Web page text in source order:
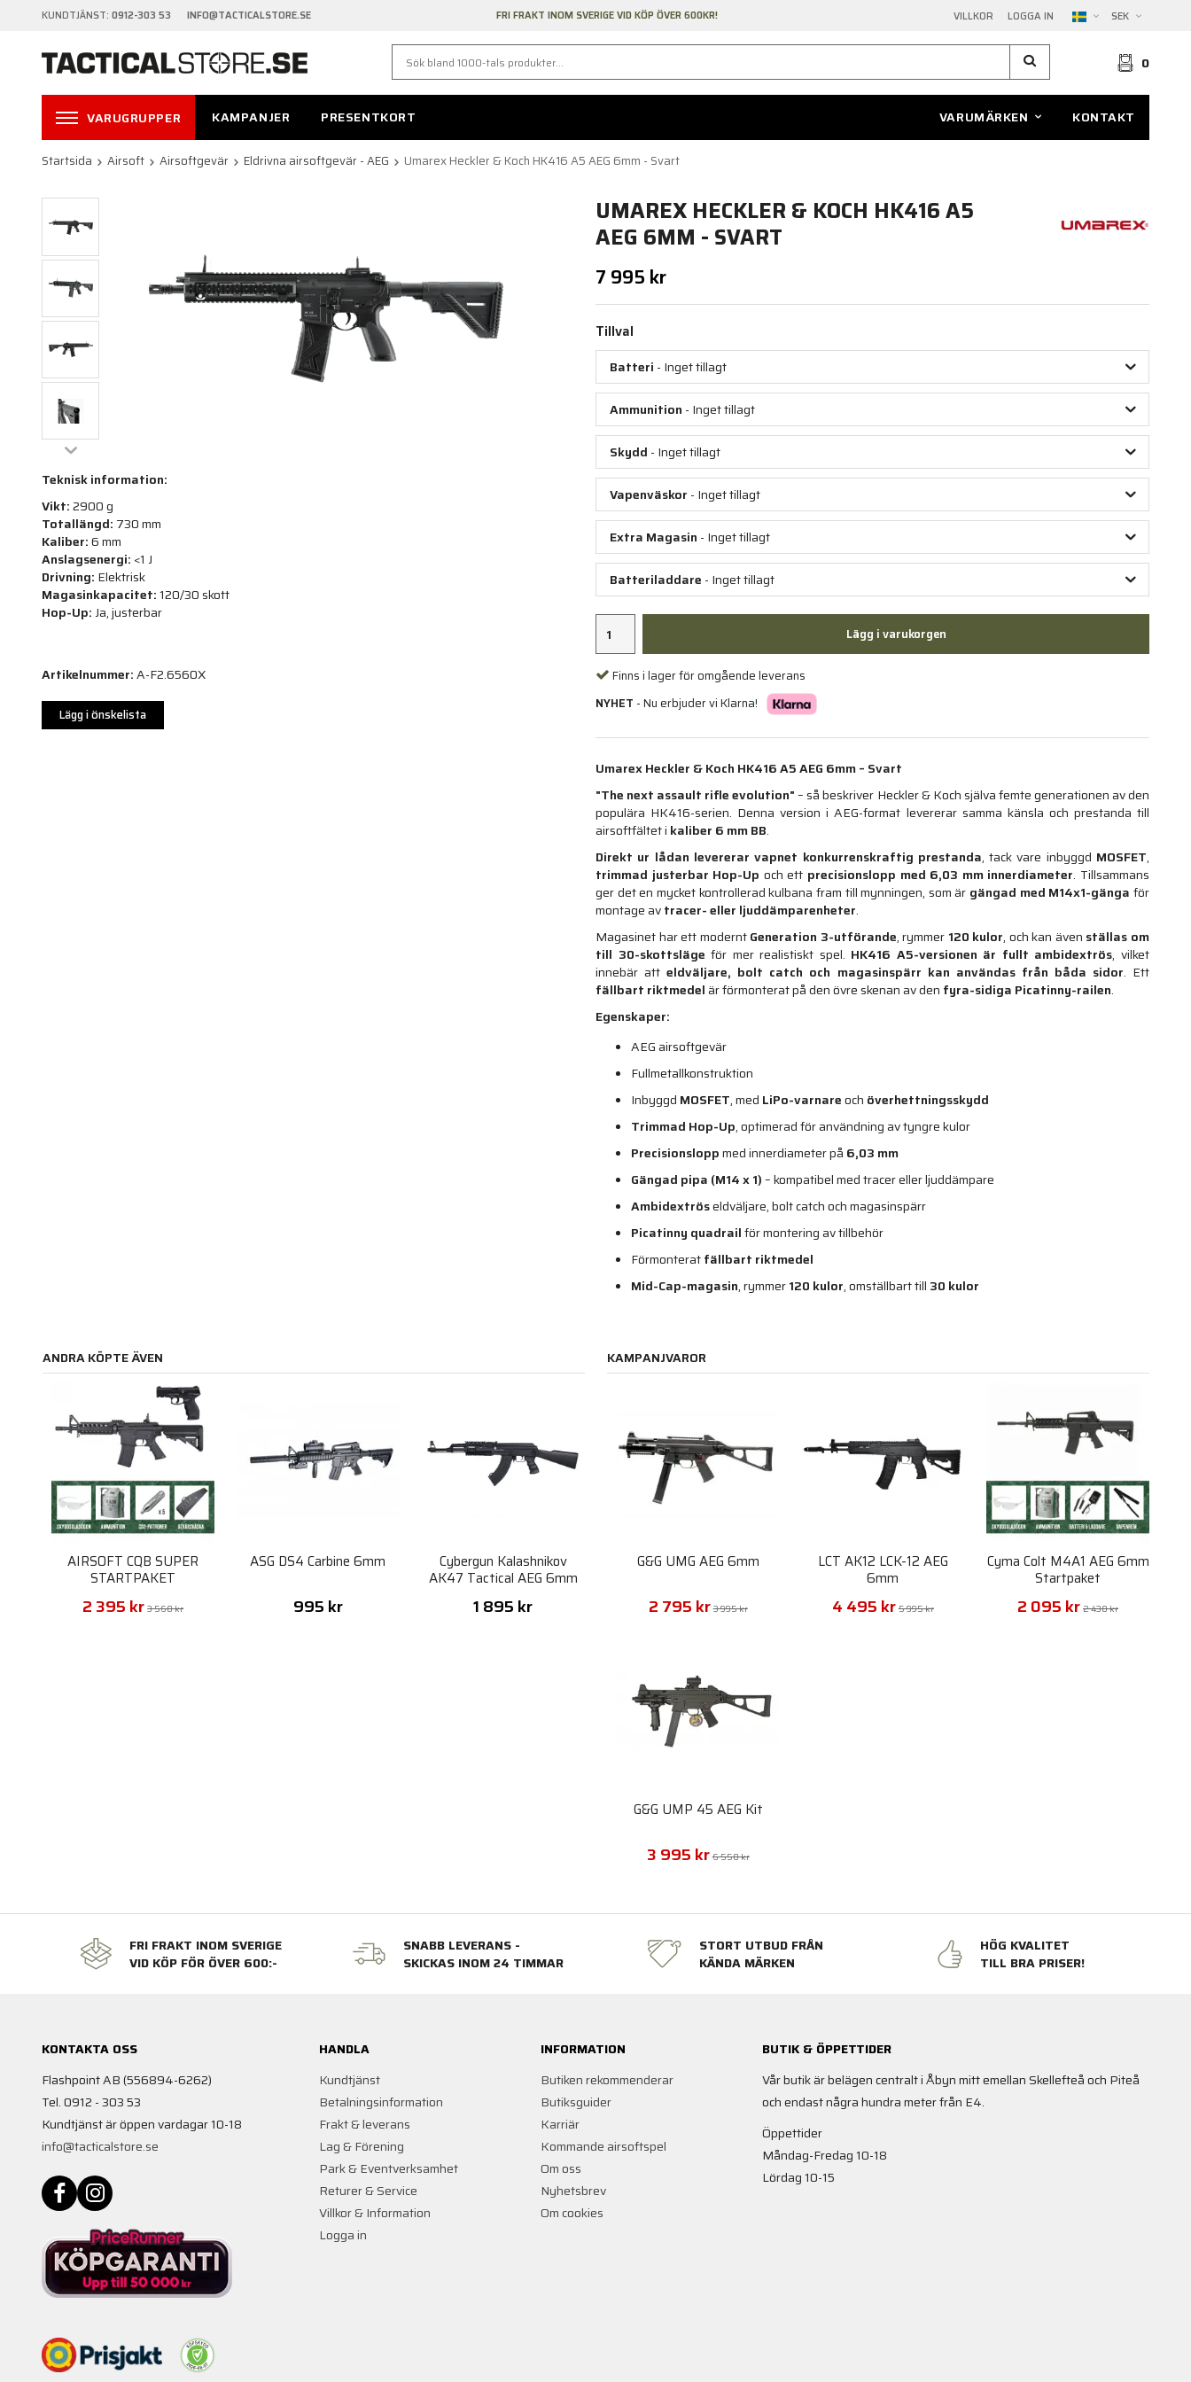
KUNDTJÄNST: 0912-303 53 INFO@TACTICALSTORE.SE VILLKOR LOGGA IN SEK
FRI FRAKT INOM SVERIGE VID KÖP ÖVER 600KR!
0
VARUGRUPPER KAMPANJER PRESENTKORT VARUMÄRKEN KONTAKT
Startsida Airsoft Airsoftgevär Eldrivna airsoftgevär - AEG Umarex Heckler & Koch HK416 A5 AEG 6mm - Svart
UMAREX HECKLER & KOCH HK416 A5
AEG 6MM - SVART
7 995 kr
Tillval
Batteri - Inget tillagt
Ammunition - Inget tillagt
Skydd - Inget tillagt
Vapenväskor - Inget tillagt
Extra Magasin - Inget tillagt
Batteriladdare - Inget tillagt
Lägg i varukorgen
Finns i lager för omgående leverans
NYHET - Nu erbjuder vi Klarna!
Umarex Heckler & Koch HK416 A5 AEG 6mm – Svart
"The next assault rifle evolution"– så beskriver Heckler & Koch själva femte generationen av den
populära HK416-serien. Denna version i AEG-format levererar samma känsla och prestanda till
airsoftfältet i kaliber 6 mm BB.
Direkt ur lådan levererar vapnet konkurrenskraftig prestanda, tack vare inbyggd MOSFET,
trimmad justerbar Hop-Up och ett precisionslopp med 6,03 mm innerdiameter. Tillsammans
ger det en mycket kontrollerad kulbana fram till mynningen, som är gängad med M14x1-gänga för
montage avtracer- eller ljuddämparenheter.
Magasinet har ett moderntGeneration 3-utförande, rymmer 120 kulor, och kan även ställas om
till 30-skottsläge för mer realistiskt spel. HK416 A5-versionen är fullt ambidextrös, vilket
innebär atteldväljare, bolt catch och magasinspärr kan användas från båda sidor. Ett
fällbart riktmedelär förmonterat på den övre skenan av den fyra-sidiga Picatinny-railen.
Egenskaper:
AEG airsoftgevär
Fullmetallkonstruktion
Inbyggd MOSFET, med LiPo-varnareoch överhettningsskydd
Trimmad Hop-Up, optimerad för användning av tyngre kulor
Precisionsloppmed innerdiameter på 6,03 mm
Gängad pipa (M14 x 1)– kompatibel med tracer eller ljuddämpare
Ambidextröseldväljare, bolt catch och magasinspärr
Picatinny quadrailför montering av tillbehör
Förmonteratfällbart riktmedel
Mid-Cap-magasin, rymmer120 kulor, omställbart till 30 kulor
Teknisk information:
Vikt:2900 g
Totallängd: 730 mm
Kaliber:6 mm
Anslagsenergi: <1 J
Drivning: Elektrisk
Magasinkapacitet:120/30 skott
Hop-Up: Ja, justerbar
Artikelnummer:A-F2.6560X
Lägg i önskelista
ANDRA KÖPTE ÄVEN
AIRSOFT CQB SUPER
STARTPAKET
2 395 kr 3 560 kr
ASG DS4 Carbine 6mm
995 kr
Cybergun Kalashnikov
AK47 Tactical AEG 6mm
1 895 kr
KAMPANJVAROR
G&G UMG AEG 6mm
2 795 kr 3 995 kr
LCT AK12 LCK-12 AEG
6mm
4 495 kr 5 995 kr
Cyma Colt M4A1 AEG 6mm
Startpaket
2 095 kr 2 430 kr
G&G UMP 45 AEG Kit
3 995 kr 6 550 kr
FRI FRAKT INOM SVERIGE
VID KÖP FÖR ÖVER 600:-
SNABB LEVERANS -
SKICKAS INOM 24 TIMMAR
STORT UTBUD FRÅN
KÄNDA MÄRKEN
HÖG KVALITET
TILL BRA PRISER!
KONTAKTA OSS
Flashpoint AB (556894-6262)
Tel. 0912 - 303 53
Kundtjänst är öppen vardagar 10-18
info@tacticalstore.se
HANDLA
Kundtjänst
Betalningsinformation
Frakt & leverans
Lag & Förening
Park & Eventverksamhet
Returer & Service
Villkor & Information
Logga in
INFORMATION
Butiken rekommenderar
Butiksguider
Karriär
Kommande airsoftspel
Om oss
Nyhetsbrev
Om cookies
BUTIK & ÖPPETTIDER
Vår butik är belägen centralt i Åbyn mitt emellan Skellefteå och Piteå
och endast några hundra meter från E4.
Öppettider
Måndag-Fredag 10-18
Lördag 10-15